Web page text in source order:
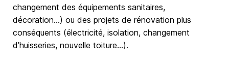
changement des équipements sanitaires,
décoration…) ou des projets de rénovation plus
conséquents (électricité, isolation, changement
d’huisseries, nouvelle toiture…).